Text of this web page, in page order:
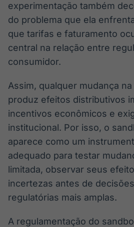
experimentação também
do problema que ela
que tarifas e faturamento
central na relação entre
consumidor.
Assim, qualquer mudança
produz efeitos distributivos
incentivos econômicos e
institucional. Por isso, o
aparece como um
adequado para testar
limitada, observar seus
incertezas antes de
regulatórias mais amplas.
A regulamentação do